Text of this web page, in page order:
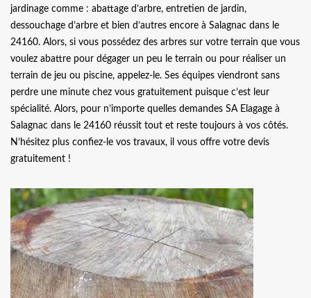
jardinage comme : abattage d’arbre, entretien de jardin,
dessouchage d’arbre et bien d’autres encore à Salagnac dans le
24160. Alors, si vous possédez des arbres sur votre terrain que vous
voulez abattre pour dégager un peu le terrain ou pour réaliser un
terrain de jeu ou piscine, appelez-le. Ses équipes viendront sans
perdre une minute chez vous gratuitement puisque c’est leur
spécialité. Alors, pour n’importe quelles demandes SA Elagage à
Salagnac dans le 24160 réussit tout et reste toujours à vos côtés.
N’hésitez plus confiez-le vos travaux, il vous offre votre devis
gratuitement !